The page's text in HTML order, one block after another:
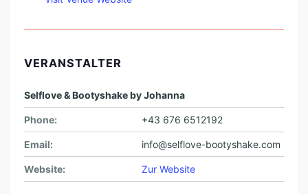
VERANSTALTER
Selflove & Bootyshake by Johanna
Phone: +43 676 6512192
Email: info@selflove-bootyshake.com
Website: Zur Website